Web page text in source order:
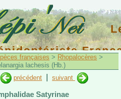
françaises > Rhopalocères >
lachesis (Hb.)
précédent
suivant
Satyrinae